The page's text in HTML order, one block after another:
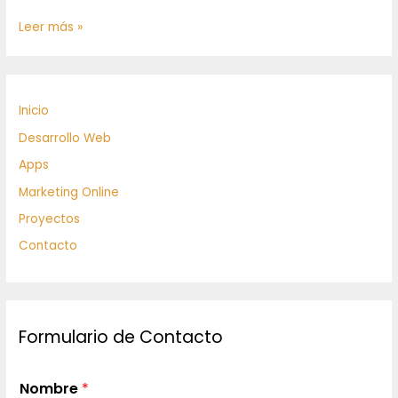
Leer más »
Inicio
Desarrollo Web
Apps
Marketing Online
Proyectos
Contacto
Formulario de Contacto
Nombre *